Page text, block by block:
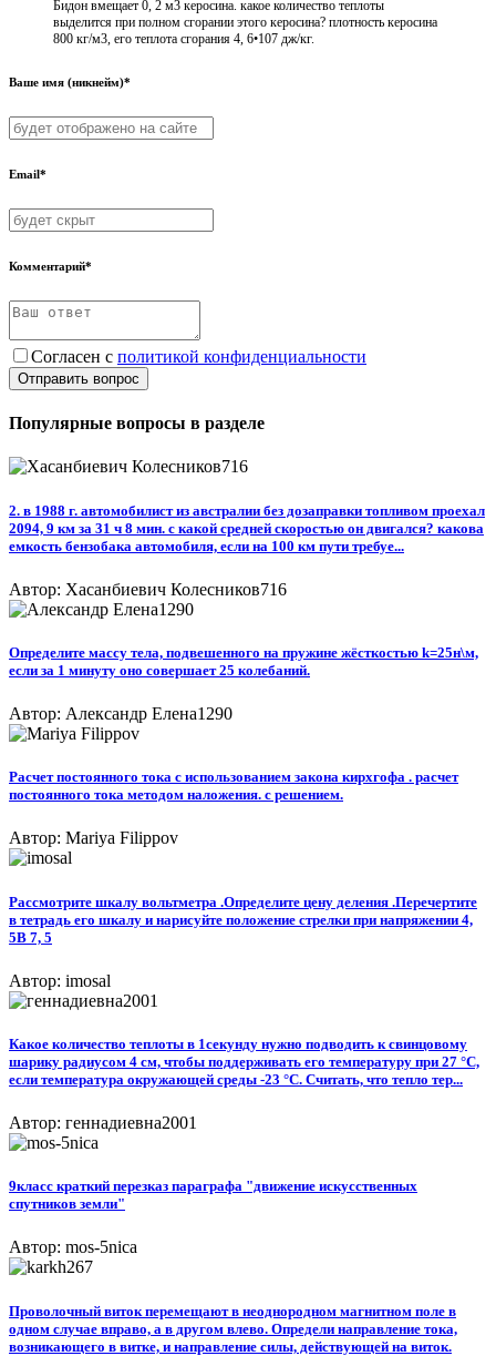
Бидон вмещает 0, 2 м3 керосина. какое количество теплоты
выделится при полном сгорании этого керосина? плотность керосина
800 кг/м3, его теплота сгорания 4, 6•107 дж/кг.
Ваше имя (никнейм)*
Email*
Комментарий*
Согласен с политикой конфиденциальности
Отправить вопрос
Популярные вопросы в разделе
2. в 1988 г. автомобилист из австралии без дозаправки топливом проехал
2094, 9 км за 31 ч 8 мин. с какой средней скоростью он двигался? какова
емкость бензобака автомобиля, если на 100 км пути требуе...
Автор: Хасанбиевич Колесников716
Определите массу тела, подвешенного на пружине жёсткостью k=25н\м,
если за 1 минуту оно совершает 25 колебаний.
Автор: Александр Елена1290
Расчет постоянного тока с использованием закона кирхгофа . расчет
постоянного тока методом наложения. с решением.
Автор: Mariya Filippov
Рассмотрите шкалу вольтметра .Определите цену деления .Перечертите
в тетрадь его шкалу и нарисуйте положение стрелки при напряжении 4,
5В 7, 5
Автор: imosal
Какое количество теплоты в 1секунду нужно подводить к свинцовому
шарику радиусом 4 см, чтобы поддерживать его температуру при 27 °С,
если температура окружающей среды -23 °С. Считать, что тепло тер...
Автор: геннадиевна2001
9класс краткий перезказ параграфа "движение искусственных
спутников земли"
Автор: mos-5nica
Проволочный виток перемещают в неоднородном магнитном поле в
одном случае вправо, а в другом влево. Определи направление тока,
возникающего в витке, и направление силы, действующей на виток.